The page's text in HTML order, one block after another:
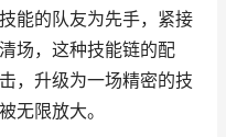
能的队友为先手，紧接
场，这种技能链的配
，升级为一场精密的技
无限放大。